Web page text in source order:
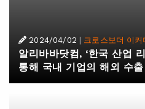
2024/04/02 크로스보더 이커
알리바바닷컴, ‘한국 산업
통해 국내 기업의 해외 수